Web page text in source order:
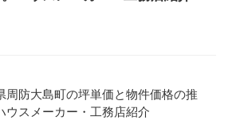
周防大島町の坪単価と物件価格の推
ウスメーカー・工務店紹介